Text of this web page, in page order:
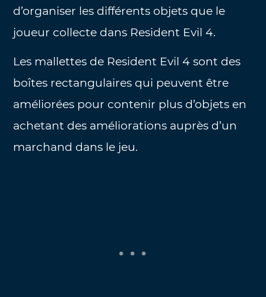
d’organiser les différents objets que le
joueur collecte dans Resident Evil 4.
Les mallettes de Resident Evil 4 sont des
boîtes rectangulaires qui peuvent être
améliorées pour contenir plus d’objets en
achetant des améliorations auprès d’un
marchand dans le jeu.